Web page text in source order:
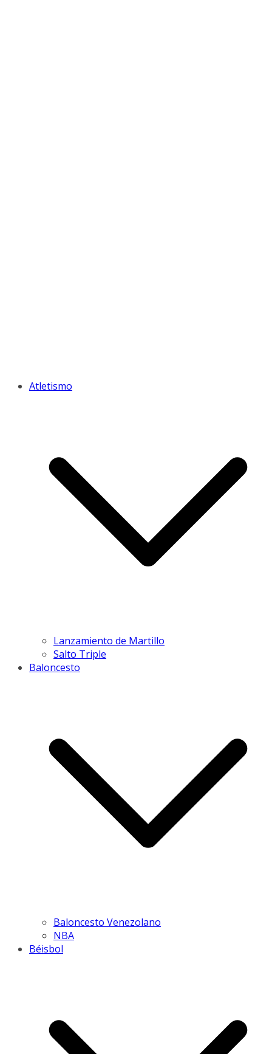
Atletismo
Lanzamiento de Martillo
Salto Triple
Baloncesto
Baloncesto Venezolano
NBA
Béisbol